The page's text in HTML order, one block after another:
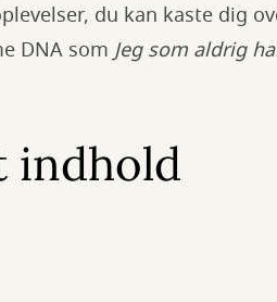
du kan kaste dig
DNA som Jeg som aldrig
indhold